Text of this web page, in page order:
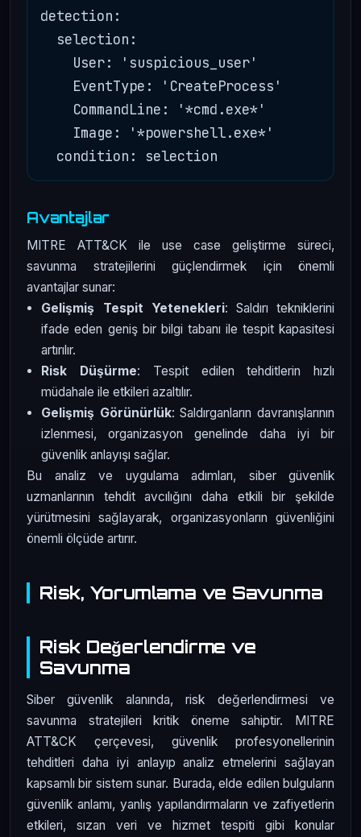
detection:
  selection:
    User: 'suspicious_user'
    EventType: 'CreateProcess'
    CommandLine: '*cmd.exe*'
    Image: '*powershell.exe*'
Avantajlar
MITRE ATT&CK ile use case geliştirme süreci,
savunma stratejilerini güçlendirmek için önemli
avantajlar sunar:
Gelişmiş Tespit Yetenekleri: Saldırı tekniklerini
ifade eden geniş bir bilgi tabanı ile tespit kapasitesi
artırılır.
Risk Düşürme: Tespit edilen tehditlerin hızlı
müdahale ile etkileri azaltılır.
Gelişmiş Görünürlük: Saldırganların davranışlarının
izlenmesi, organizasyon genelinde daha iyi bir
güvenlik anlayışı sağlar.
Bu analiz ve uygulama adımları, siber güvenlik
uzmanlarının tehdit avcılığını daha etkili bir şekilde
yürütmesini sağlayarak, organizasyonların güvenliğini
önemli ölçüde artırır.
Risk, Yorumlama ve Savunma
Risk Değerlendirme ve
Savunma
Siber güvenlik alanında, risk değerlendirmesi ve
savunma stratejileri kritik öneme sahiptir. MITRE
ATT&CK çerçevesi, güvenlik profesyonellerinin
tehditleri daha iyi anlayıp analiz etmelerini sağlayan
kapsamlı bir sistem sunar. Burada, elde edilen bulguların
güvenlik anlamı, yanlış yapılandırmaların ve zafiyetlerin
etkileri, sızan veri ve hizmet tespiti gibi konular